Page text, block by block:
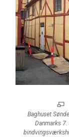
Baghuset
Danmarks